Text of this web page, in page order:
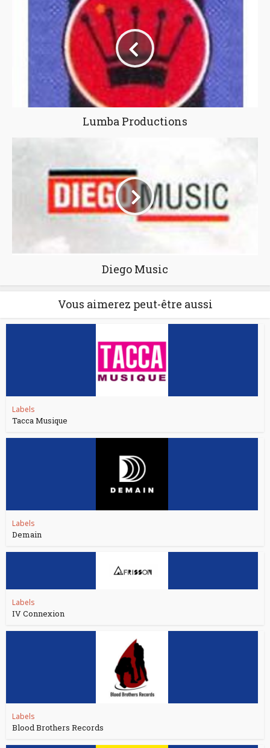
Lumba Productions
Diego Music
Vous aimerez peut-être aussi
Labels
Tacca Musique
Labels
Demain
Labels
IV Connexion
Labels
Blood Brothers Records